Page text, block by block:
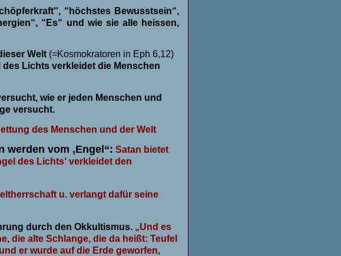
“höchstes Bewusstsein“,
“Es“ und wie sie alle heissen,
Welt (=Kosmokratoren in Eph 6,12)
Lichts verkleidet die Menschen
wie er jeden Menschen und
versucht.
des Menschen und der Welt
werden vom ,Engel“: Satan bietet
des Lichts‘ verkleidet den
u. verlangt dafür seine
durch den Okkultismus. „Und es
die alte Schlange, die da heißt: Teufel
er wurde auf die Erde geworfen,